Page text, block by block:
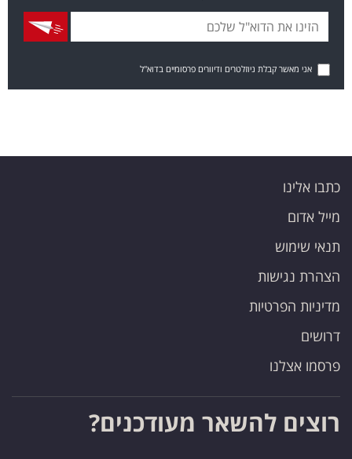
אני מאשר קבלת ניוזלטרים ודיוורים פרסומיים בדוא"ל
כתבו אלינו
מייל אדום
תנאי שימוש
הצהרת נגישות
מדיניות הפרטיות
דרושים
פרסמו אצלנו
רוצים להשאר מעודכנים?